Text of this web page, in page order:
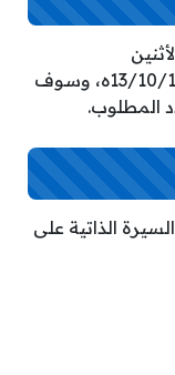
22/4/2024م، الموافق هجريا يوم 13/10/1445ه، وسوف
المطلوب.
الذاتية على